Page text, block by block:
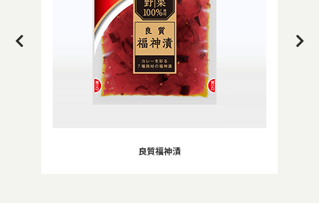
良質福神漬